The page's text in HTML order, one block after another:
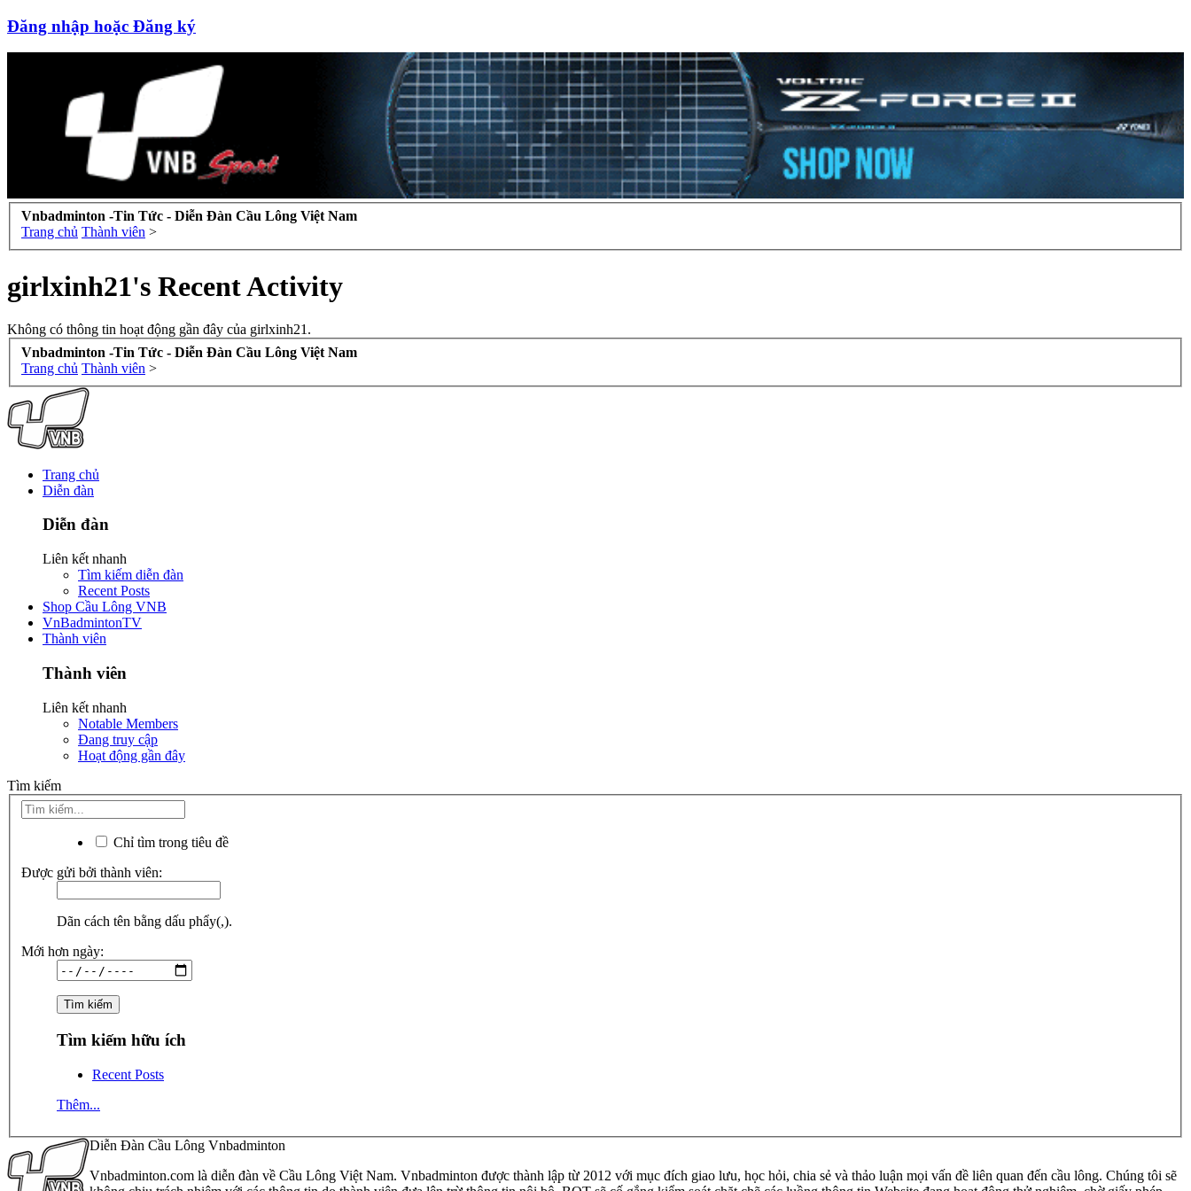
Đăng nhập hoặc Đăng ký
Vnbadminton -Tin Tức - Diễn Đàn Cầu Lông Việt Nam
Trang chủ Thành viên >
girlxinh21's Recent Activity
Không có thông tin hoạt động gần đây của girlxinh21.
Vnbadminton -Tin Tức - Diễn Đàn Cầu Lông Việt Nam
Trang chủ Thành viên >
Trang chủ
Diễn đàn
Diễn đàn
Liên kết nhanh
Tìm kiếm diễn đàn
Recent Posts
Shop Cầu Lông VNB
VnBadmintonTV
Thành viên
Thành viên
Liên kết nhanh
Notable Members
Đang truy cập
Hoạt động gần đây
Tìm kiếm
Chỉ tìm trong tiêu đề
Được gửi bởi thành viên:
Dãn cách tên bằng dấu phẩy(,).
Mới hơn ngày:
Tìm kiếm hữu ích
Recent Posts
Thêm...
Diễn Đàn Cầu Lông Vnbadminton
Vnbadminton.com là diễn đàn về Cầu Lông Việt Nam. Vnbadminton được thành lập từ 2012 với mục đích giao lưu, học hỏi, chia sẻ và thảo luận mọi vấn đề liên quan đến cầu lông. Chúng tôi sẽ